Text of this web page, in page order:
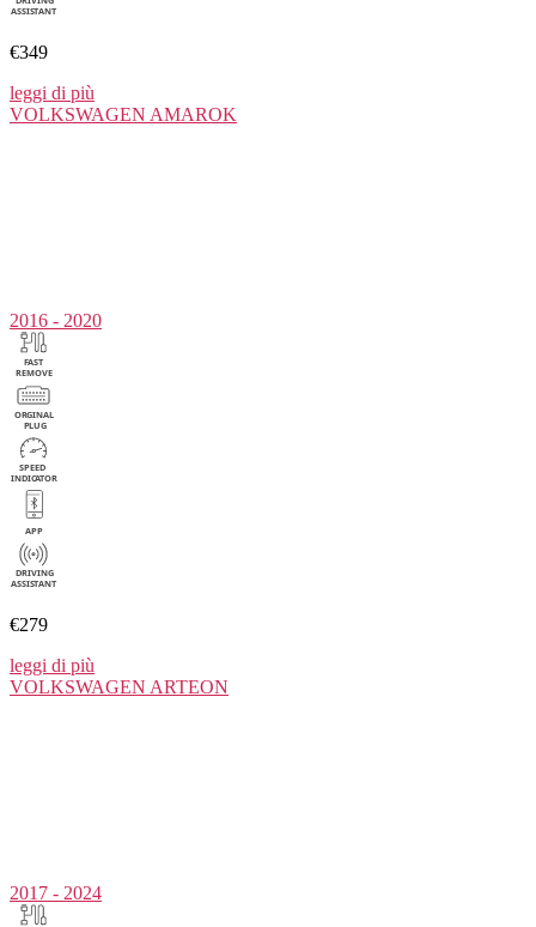
€349
leggi di più
VOLKSWAGEN AMAROK
2016 - 2020
€279
leggi di più
VOLKSWAGEN ARTEON
2017 - 2024